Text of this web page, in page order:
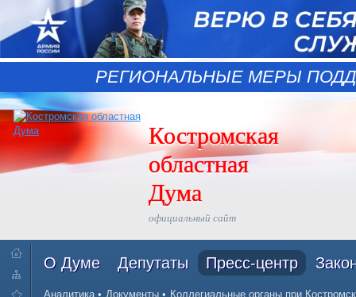
РЕГИОНАЛЬНЫЕ МЕРЫ
Костромская
областная
Дума
официальный сайт
О Думе Депутаты Пресс-центр
Аналитика Документы Коллегиальные органы при